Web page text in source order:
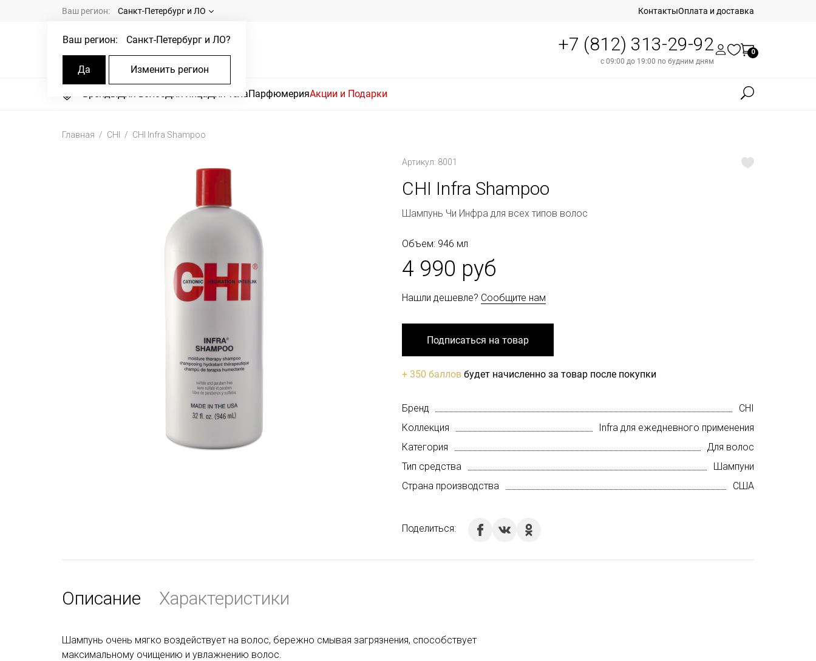
Ваш регион: Санкт-Петербург и ЛО
Ваш регион: Санкт-Петербург и ЛО?
Да Изменить регион
КонтактыОплата и доставка
+7 (812) 313-29-92
с 09:00 до 19:00 по будним дням
0
БрендыДля волосДля лицаДля телаПарфюмерияАкции и Подарки
Главная CHI CHI Infra Shampoo
Артикул: 8001
CHI Infra Shampoo
Шампунь Чи Инфра для всех типов волос
Объем: 946 мл
4 990 руб
Нашли дешевле? Сообщите нам
Подписаться на товар
+ 350 баллов будет начисленно за товар после покупки
Бренд
CHI
Коллекция
Infra для ежедневного применения
Категория
Для волос
Тип средства
Шампуни
Страна производства
США
Поделиться:
Описание Характеристики
Шампунь очень мягко воздействует на волос, бережно смывая загрязнения, способствует
максимальному очищению и увлажнению волос.